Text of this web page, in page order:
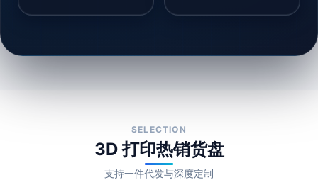
SELECTION
3D 打印热销货盘
支持一件代发与深度定制